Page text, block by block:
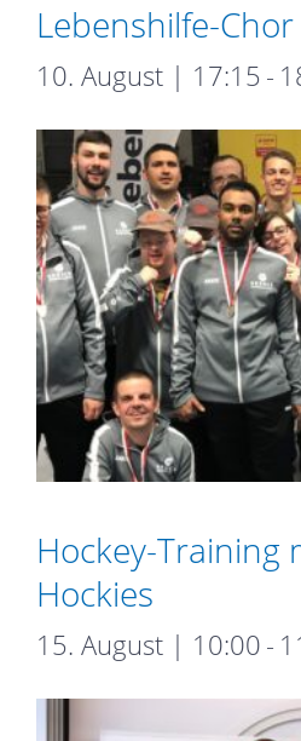
Lebens­hilfe-­Chor
10. August | 17:15 -
Hockey-Training
Hockies
15. August | 10:00 -